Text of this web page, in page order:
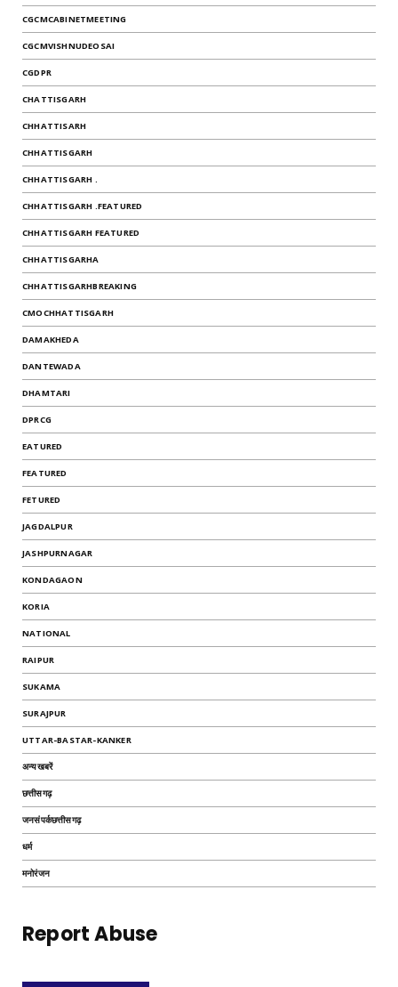
CGCMCABINETMEETING
CGCMVISHNUDEOSAI
CGDPR
CHATTISGARH
CHHATTISARH
CHHATTISGARH
CHHATTISGARH .
CHHATTISGARH .FEATURED
CHHATTISGARH FEATURED
CHHATTISGARHA
CHHATTISGARHBREAKING
CMOCHHATTISGARH
DAMAKHEDA
DANTEWADA
DHAMTARI
DPRCG
EATURED
FEATURED
FETURED
JAGDALPUR
JASHPURNAGAR
KONDAGAON
KORIA
NATIONAL
RAIPUR
SUKAMA
SURAJPUR
UTTAR-BASTAR-KANKER
अन्यखबरें
छत्तीसगढ़
जनसंपर्कछत्तीसगढ़
धर्म
मनोरंजन
Report Abuse